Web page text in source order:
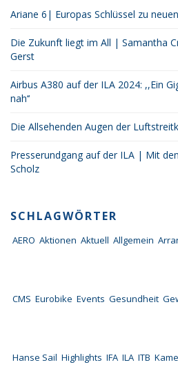
Ariane 6| Europas Schlüssel zu
Die Zukunft liegt im All | Samantha
Gerst
Airbus A380 auf der ILA 2024: ,,Ein
nah‘‘
Die Allsehenden Augen der
Presserundgang auf der ILA | Mit
Scholz
SCHLAGWÖRTER
AERO Aktionen Aktuell Allgemein
CMS Eurobike Events Gesundheit
Hanse Sail Highlights IFA ILA ITB